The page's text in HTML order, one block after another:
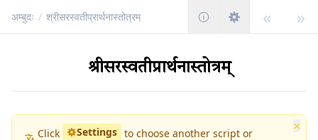
श्रीसरस्वतीप्रार्थनास्तोत्रम्
Click Settings to choose another script or
×
अम्बुदः / श्रीसरस्वतीप्रार्थनास्तोत्रम् « »